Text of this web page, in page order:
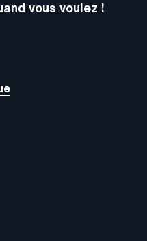
vous voulez !